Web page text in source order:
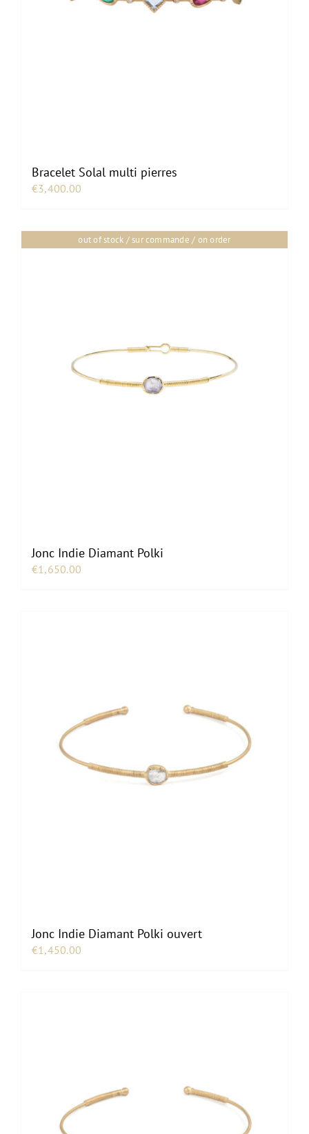
Bracelet Solal multi pierres
€3,400.00
out of stock / sur commande / on order
Jonc Indie Diamant Polki
€1,650.00
Jonc Indie Diamant Polki ouvert
€1,450.00